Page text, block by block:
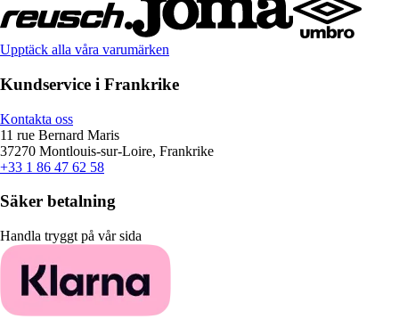
Upptäck alla våra varumärken
Kundservice i Frankrike
Kontakta oss
11 rue Bernard Maris
37270 Montlouis-sur-Loire, Frankrike
+33 1 86 47 62 58
Säker betalning
Handla tryggt på vår sida